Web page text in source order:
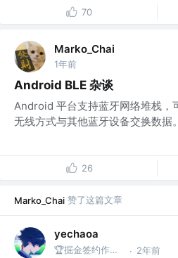
70
Marko_Chai
1年前
Android BLE 杂谈
Android 平台支持蓝牙网络堆栈，
无线方式与其他蓝牙设备交换数据
26
Marko_Chai 赞了这篇文章
yechaoa
🏆掘金签约作者 @阿里巴巴 · 2年前